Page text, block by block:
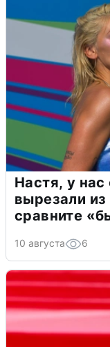
Настя, у
вырезали
сравните
10 августа 6